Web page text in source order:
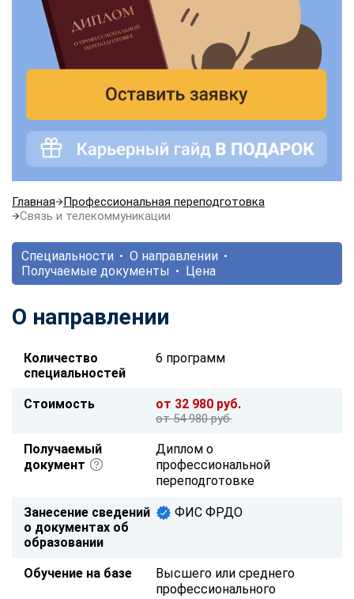
Главная
Профессиональная переподготовка
Связь и телекоммуникации
Специальности
О направлении
Получаемые документы
Цена
О направлении
Количество
специальностей
6 программ
Стоимость от 32 980 руб.
от 54 980 руб.
Получаемый
документ
Диплом о
профессиональной
переподготовке
Занесение сведений
о документах об
образовании
ФИС ФРДО
Обучение на базе
Высшего или среднего
профессионального